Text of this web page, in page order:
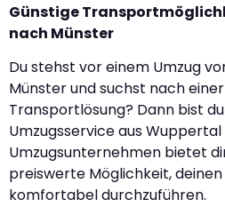
Günstige
nach Münster
Du stehst vor einem Umzug
Münster und suchst nach
Transportlösung? Dann bist
Umzugsservice aus
Umzugsunternehmen bietet
preiswerte Möglichkeit,
komfortabel durchzuführen.